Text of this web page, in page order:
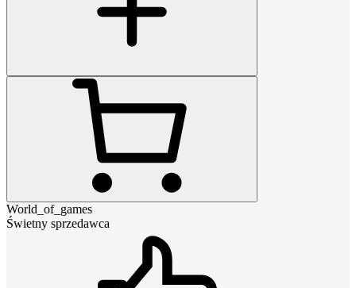
World_of_games
Świetny sprzedawca